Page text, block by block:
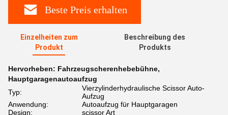
Beste Preis erhalten
Einzelheiten zum
Produkt
Beschreibung des
Produkts
Hervorheben: Fahrzeugscherenhebebühne,
Hauptgaragenautoaufzug
Typ:
Vierzylinderhydraulische Scissor Auto-
Aufzug
Anwendung:
Autoaufzug für Hauptgaragen
Design:
scissor Art